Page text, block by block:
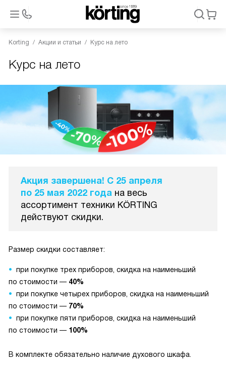
Korting Акции и статьи Курс на лето
Курс на лето
Акция завершена! С 25 апреля
по 25 мая 2022 года на весь
ассортимент техники KÖRTING
действуют скидки.
Размер скидки составляет:
при покупке трех приборов, скидка на наименьший
по стоимости — 40%
при покупке четырех приборов, скидка на наименьший
по стоимости — 70%
при покупке пяти приборов, скидка на наименьший
по стоимости — 100%
В комплекте обязательно наличие духового шкафа.